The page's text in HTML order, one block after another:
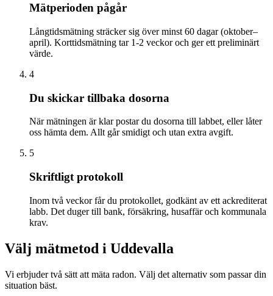
Mätperioden pågår
Långtidsmätning sträcker sig över minst 60 dagar (oktober–
april). Korttidsmätning tar 1-2 veckor och ger ett preliminärt
värde.
4
Du skickar tillbaka dosorna
När mätningen är klar postar du dosorna till labbet, eller låter
oss hämta dem. Allt går smidigt och utan extra avgift.
5
Skriftligt protokoll
Inom två veckor får du protokollet, godkänt av ett ackrediterat
labb. Det duger till bank, försäkring, husaffär och kommunala
krav.
Välj mätmetod i Uddevalla
Vi erbjuder två sätt att mäta radon. Välj det alternativ som passar din
situation bäst.